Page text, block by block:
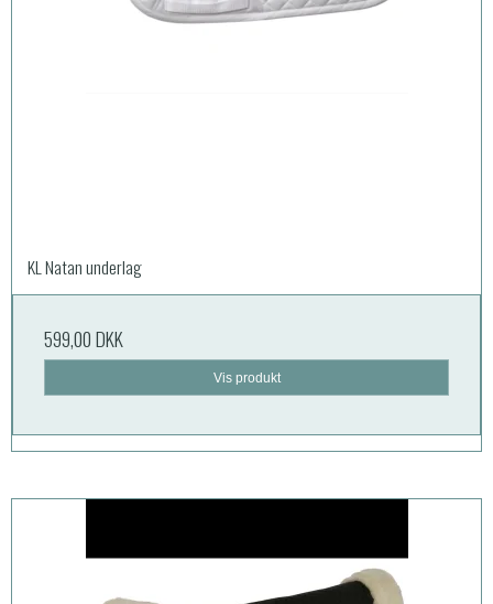
KL Natan underlag
599,00 DKK
Vis produkt